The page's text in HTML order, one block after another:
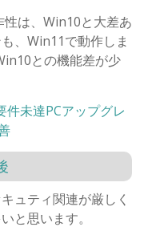
は、Win10と大差あ
、Win11で動作しま
との機能差が少
未達PCアップグレ
ュティ関連が厳しく
と思います。